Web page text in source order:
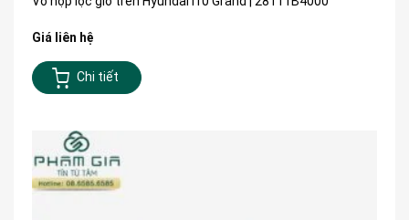
Giá liên hệ
Chi tiết